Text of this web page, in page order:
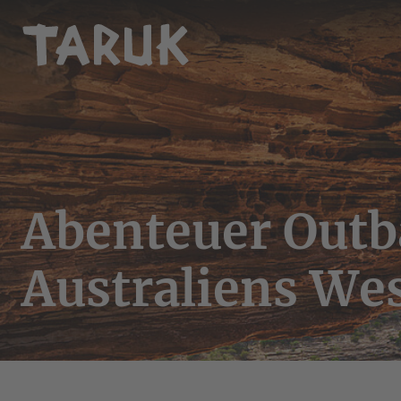
Abenteuer
Australiens